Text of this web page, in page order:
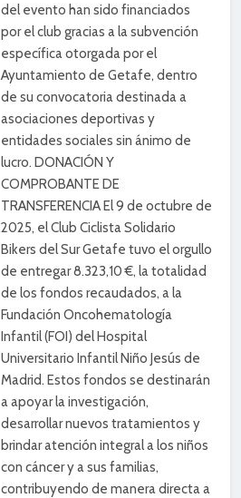
del evento han sido financiados
por el club gracias a la subvención
específica otorgada por el
Ayuntamiento de Getafe, dentro
de su convocatoria destinada a
asociaciones deportivas y
entidades sociales sin ánimo de
lucro. DONACIÓN Y
COMPROBANTE DE
TRANSFERENCIA El 9 de octubre de
2025, el Club Ciclista Solidario
Bikers del Sur Getafe tuvo el orgullo
de entregar 8.323,10 €, la totalidad
de los fondos recaudados, a la
Fundación Oncohematología
Infantil (FOI) del Hospital
Universitario Infantil Niño Jesús de
Madrid. Estos fondos se destinarán
a apoyar la investigación,
desarrollar nuevos tratamientos y
brindar atención integral a los niños
con cáncer y a sus familias,
contribuyendo de manera directa a